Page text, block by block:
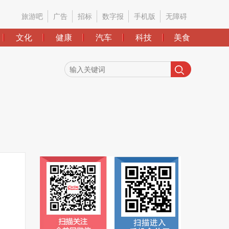
旅游吧 广告 招标 数字报 手机版 无障碍
文化 健康 汽车 科技 美食